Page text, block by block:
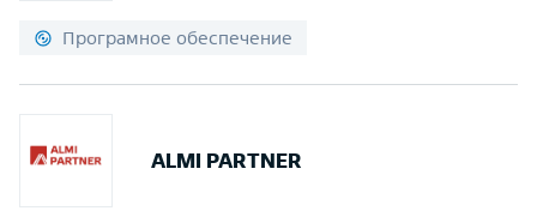
Програмное обеспечение
ALMI PARTNER